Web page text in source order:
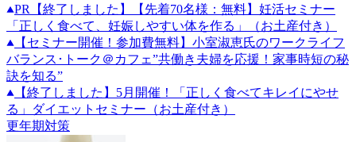
PR
【終了しました】【先着70名様：無料】妊活セミナー
「正しく食べて、妊娠しやすい体を作る」（お土産付き）
【セミナー開催！参加費無料】小室淑恵氏のワークライフ
バランス･トーク＠カフェ”共働き夫婦を応援！家事時短の秘
訣を知る”
【終了しました】5月開催！「正しく食べてキレイにやせ
る」ダイエットセミナー（お土産付き）
更年期対策